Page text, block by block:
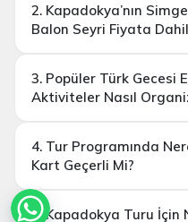
2. Kapadokya’nın
Balon Seyri Fiyata
3. Popüler Türk Gecesi
Aktiviteler Nasıl
4. Tur Programında
Kart Geçerli Mi?
5. Kapadokya Turu İçin